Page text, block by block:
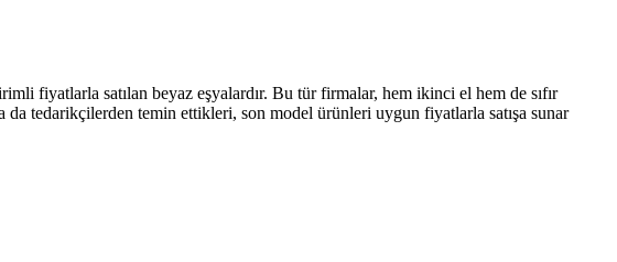
fiyatlarla satılan beyaz eşyalardır. Bu tür firmalar, hem ikinci el hem de sıfır
tedarikçilerden temin ettikleri, son model ürünleri uygun fiyatlarla satışa sunar